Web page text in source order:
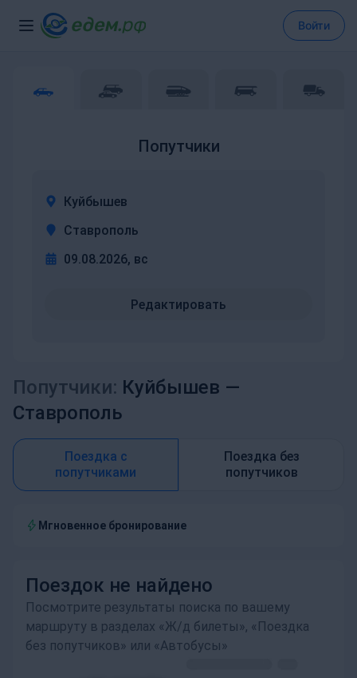
Войти
Попутчики
Куйбышев
Ставрополь
09.08.2026, вс
Редактировать
Попутчики: Куйбышев —
Ставрополь
Поездка с
попутчиками
Поездка без
попутчиков
Мгновенное бронирование
Поездок не найдено
Посмотрите результаты поиска по вашему
маршруту в разделах «Ж/д билеты», «Поездка
без попутчиков» или «Автобусы»